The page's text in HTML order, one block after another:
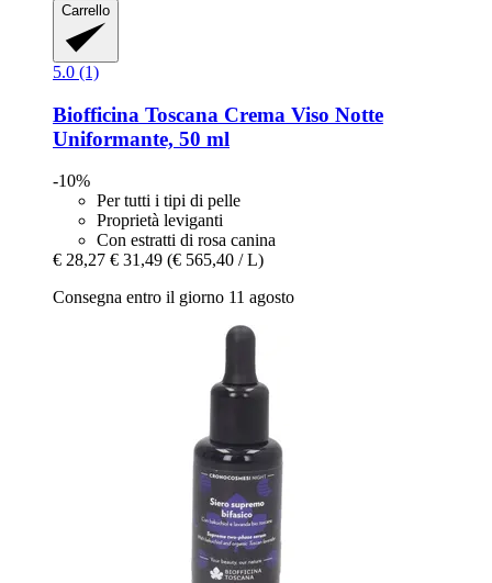
Carrello
5.0 (1)
Biofficina Toscana Crema Viso Notte
Uniformante, 50 ml
-10%
Per tutti i tipi di pelle
Proprietà leviganti
Con estratti di rosa canina
€ 28,27 € 31,49 (€ 565,40 / L)
Consegna entro il giorno 11 agosto